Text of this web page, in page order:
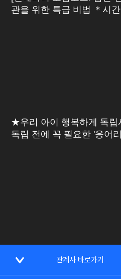
관을 위한 특급 비법 ＊시
★우리 아이 행복하게 독
독립 전에 꼭 필요한 '응어
관계사 바로가기